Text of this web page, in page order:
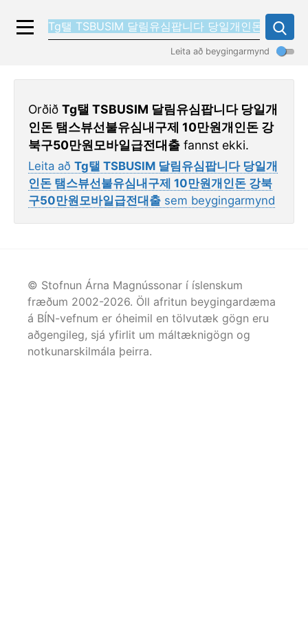
Leita að beygingarmynd
Orðið Tg탤 TSBUSIM 달림유심팝니다 당일개
인돈 탬스뷰선불유심내구제 10만원개인돈 강
북구50만원모바일급전대출 fannst ekki.
Leita að Tg탤 TSBUSIM 달림유심팝니다 당일개
인돈 탬스뷰선불유심내구제 10만원개인돈 강북
구50만원모바일급전대출 sem beygingarmynd
© Stofnun Árna Magnússonar í íslenskum
fræðum 2002-2026. Öll afritun beygingardæma
á BÍN-vefnum er óheimil en tölvutæk gögn eru
aðgengileg, sjá yfirlit um máltæknigögn og
notkunarskilmála þeirra.